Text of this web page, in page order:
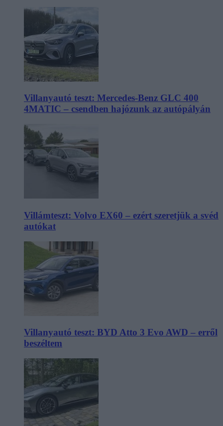
Villanyautó teszt: Mercedes-Benz GLC 400
4MATIC – csendben hajózunk az autópályán
Villámteszt: Volvo EX60 – ezért szeretjük a svéd
autókat
Villanyautó teszt: BYD Atto 3 Evo AWD – erről
beszéltem